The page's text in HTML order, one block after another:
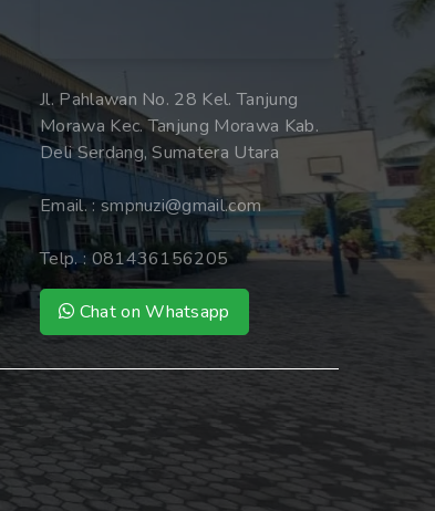
Jl. Pahlawan No. 28 Kel. Tanjung
Morawa Kec. Tanjung Morawa Kab.
Deli Serdang, Sumatera Utara
Email. :smpnuzi@gmail.com
Telp. : 081436156205
Chat on Whatsapp